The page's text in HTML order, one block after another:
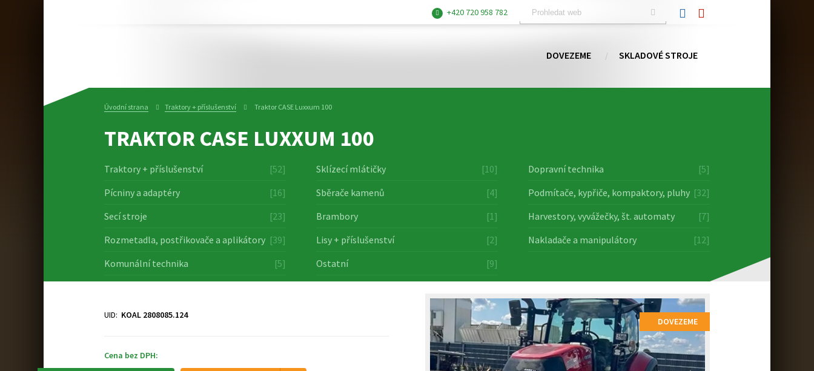
+420 720 958 782
DOVEZEME SKLADOVÉ STROJE
Úvodní strana Traktory + příslušenství Traktor CASE Luxxum 100
TRAKTOR CASE LUXXUM 100
Traktory + příslušenství [52] Sklízecí mlátičky [10] Dopravní technika
[5]
Pícniny a adaptéry
[16] Sběrače kamenů [4] Podmítače, kypřiče, kompaktory, pluhy [32]
Secí stroje
[23] Brambory [1] Harvestory, vyvážečky, št. automaty
[7]
Rozmetadla, postřikovače a aplikátory [39] Lisy + příslušenství [2] Nakladače a manipulátory
[12]
Komunální technika
[5] Ostatní [9]
UID: KOAL 2808085.124
Cena bez DPH:
DOVEZEME